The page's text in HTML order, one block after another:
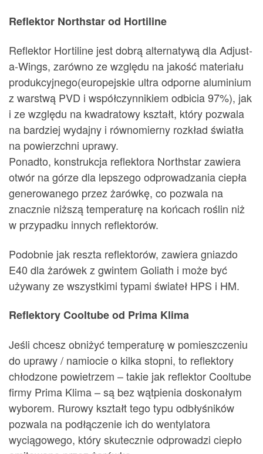
Reflektor Northstar od Hortiline
Reflektor Hortiline jest dobrą alternatywą dla Adjust-
a-Wings, zarówno ze względu na jakość materiału
produkcyjnego(europejskie ultra odporne aluminium
z warstwą PVD i współczynnikiem odbicia 97%), jak
i ze względu na kwadratowy kształt, który pozwala
na bardziej wydajny i równomierny rozkład światła
na powierzchni uprawy.
Ponadto, konstrukcja reflektora Northstar zawiera
otwór na górze dla lepszego odprowadzania ciepła
generowanego przez żarówkę, co pozwala na
znacznie niższą temperaturę na końcach roślin niż
w przypadku innych reflektorów.
Podobnie jak reszta reflektorów, zawiera gniazdo
E40 dla żarówek z gwintem Goliath i może być
używany ze wszystkimi typami świateł HPS i HM.
Reflektory Cooltube od Prima Klima
Jeśli chcesz obniżyć temperaturę w pomieszczeniu
do uprawy / namiocie o kilka stopni, to reflektory
chłodzone powietrzem – takie jak reflektor Cooltube
firmy Prima Klima – są bez wątpienia doskonałym
wyborem. Rurowy kształt tego typu odbłyśników
pozwala na podłączenie ich do wentylatora
wyciągowego, który skutecznie odprowadzi ciepło